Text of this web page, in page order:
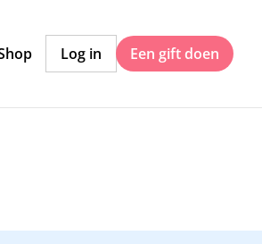
Log in Een gift doen